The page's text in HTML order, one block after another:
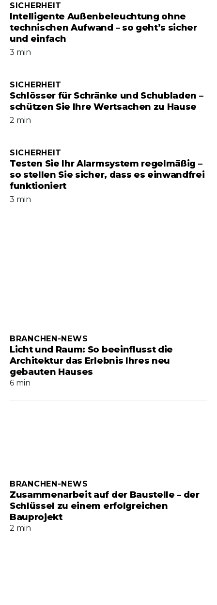
Intelligente Außenbeleuchtung ohne
technischen Aufwand – so geht’s sicher
und einfach
SICHERHEIT
3 min
Schlösser für Schränke und Schubladen –
schützen Sie Ihre Wertsachen zu Hause
SICHERHEIT
2 min
Testen Sie Ihr Alarmsystem regelmäßig –
so stellen Sie sicher, dass es einwandfrei
funktioniert
SICHERHEIT
3 min
Licht und Raum: So beeinflusst die
Architektur das Erlebnis Ihres neu
gebauten Hauses
BRANCHEN-NEWS
6 min
Zusammenarbeit auf der Baustelle – der
Schlüssel zu einem erfolgreichen
Bauprojekt
BRANCHEN-NEWS
2 min